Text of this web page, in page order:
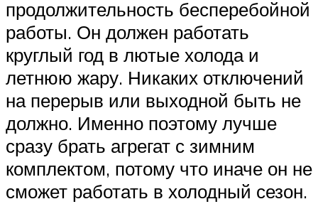
продолжительность бесперебойной
работы. Он должен работать
круглый год в лютые холода и
летнюю жару. Никаких отключений
на перерыв или выходной быть не
должно. Именно поэтому лучше
сразу брать агрегат с зимним
комплектом, потому что иначе он не
сможет работать в холодный сезон.